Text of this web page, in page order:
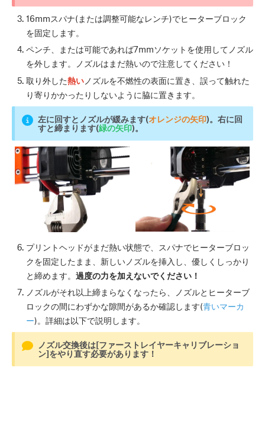
16mmスパナ(または調整可能なレンチ)でヒーターブロック
を固定します。
ペンチ、または可能であれば7mmソケットを使用してノズル
を外します。ノズルはまだ熱いので注意してください！
取り外した熱いノズルを不燃性の表面に置き、誤って触れた
り寄りかかったりしないように脇に置きます。
左に回すとノズルが緩みます(オレンジの矢印)。右に回
すと締まります(緑の矢印)。
プリントヘッドがまだ熱い状態で、スパナでヒーターブロッ
クを固定したまま、新しいノズルを挿入し、優しくしっかり
と締めます。 過度の力を加えないでください！
ノズルがそれ以上締まらなくなったら、ノズルとヒーターブ
ロックの間にわずかな隙間があるか確認します(青いマーカ
ー)。詳細は以下で説明します。
ノズル交換後は[ファーストレイヤーキャリブレーショ
ン]をやり直す必要があります！